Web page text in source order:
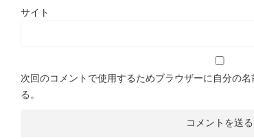
サイト
次回のコメントで使用するためブラウザーに自分の
る。